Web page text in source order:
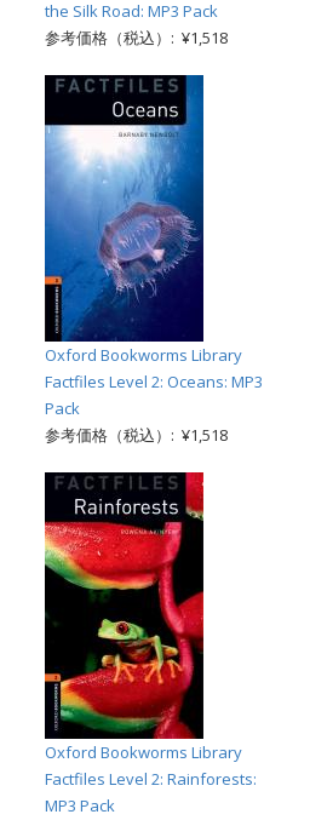
the Silk Road: MP3 Pack
参考価格（税込）: ¥1,518
Oxford Bookworms Library
Factfiles Level 2: Oceans: MP3
Pack
参考価格（税込）: ¥1,518
Oxford Bookworms Library
Factfiles Level 2: Rainforests:
MP3 Pack